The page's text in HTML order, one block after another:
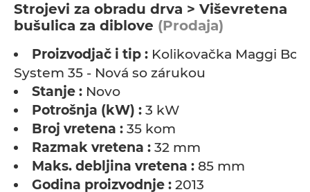
Strojevi za obradu drva > Viševretena
bušulica za diblove (Prodaja)
Proizvodjač i tip : Kolikovačka Maggi
System 35 - Nová so zárukou
Stanje : Novo
Potrošnja (kW) : 3 kW
Broj vretena : 35 kom
Razmak vretena : 32 mm
Maks. debljina vretena : 85 mm
Godina proizvodnje : 2013